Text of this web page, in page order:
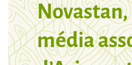
Novastan,
média